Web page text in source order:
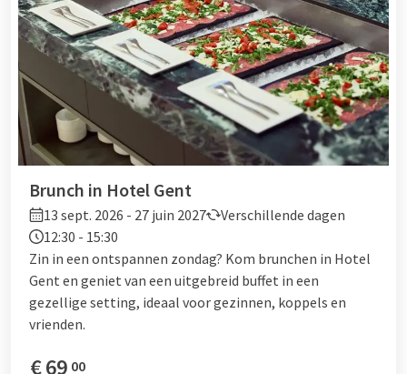
Brunch in Hotel Gent
13 sept. 2026 - 27 juin 2027
Verschillende dagen
12:30 - 15:30
Zin in een ontspannen zondag? Kom brunchen in Hotel
Gent en geniet van een uitgebreid buffet in een
gezellige setting, ideaal voor gezinnen, koppels en
vrienden.
€69 00